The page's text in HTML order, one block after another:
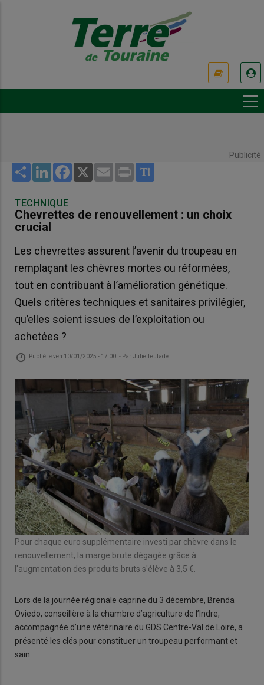
Publicité
Share LinkedInFacebook
X Email Print
TECHNIQUE
Chevrettes de renouvellement : un choix
crucial
Les chevrettes assurent l’avenir du troupeau en
remplaçant les chèvres mortes ou réformées,
tout en contribuant à l’amélioration génétique.
Quels critères techniques et sanitaires privilégier,
qu’elles soient issues de l’exploitation ou
achetées ?
Publié leven 10/01/2025 - 17:00 - Par Julie Teulade
Pour chaque euro supplémentaire investi par chèvre dans le
renouvellement, la marge brute dégagée grâce à
l'augmentation des produits bruts s'élève à 3,5 €.
Lors de la journée régionale caprine du 3 décembre, Brenda
Oviedo, conseillère à la chambre d’agriculture de l’Indre,
accompagnée d’une vétérinaire du GDS Centre-Val de Loire, a
présenté les clés pour constituer un troupeau performant et
sain.